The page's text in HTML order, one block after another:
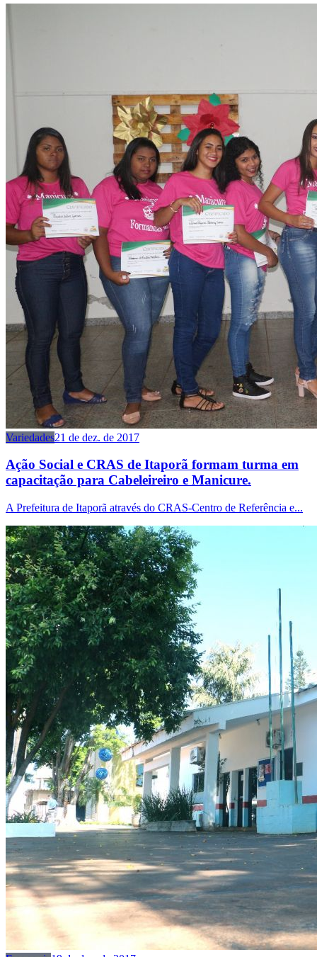
Variedades21 de dez. de 2017
Ação Social e CRAS de Itaporã formam turma em
capacitação para Cabeleireiro e Manicure.
A Prefeitura de Itaporã através do CRAS-Centro de Referência e...